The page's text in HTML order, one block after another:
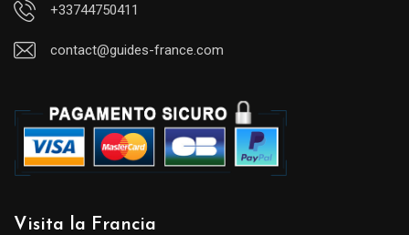
+33744750411
contact@guides-france.com
Visita la Francia